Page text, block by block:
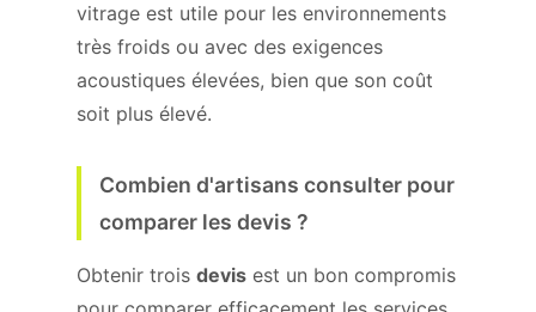
vitrage est utile pour les environnements
très froids ou avec des exigences
acoustiques élevées, bien que son coût
soit plus élevé.
Combien d'artisans consulter pour
comparer les devis ?
Obtenir trois devis est un bon compromis